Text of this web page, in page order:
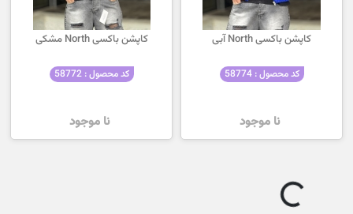
کاپشن باکسی North آبی
کد محصول : 58774
نا موجود
کاپشن باکسی North مشکی
کد محصول : 58772
نا موجود
L
.